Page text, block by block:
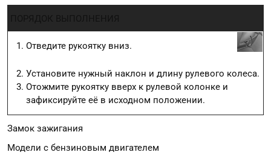
Отведите рукоятку вниз.
Установите нужный наклон и длину рулевого колеса.
Отожмите рукоятку вверх к рулевой колонке и
зафиксируйте её в исходном положении.
Замок зажигания
Модели с бензиновым двигателем